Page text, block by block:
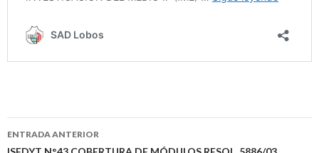
Navegación
ENTRADA ANTERIOR